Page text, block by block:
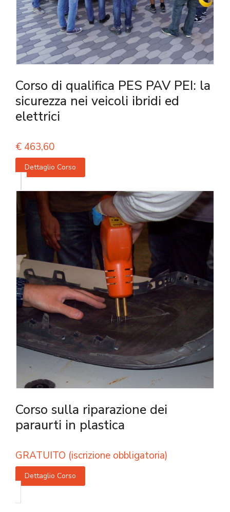
Corso di qualifica PES PAV PEI: la
sicurezza nei veicoli ibridi ed
elettrici
€ 463,60
Dettaglio Corso
Corso sulla riparazione dei
paraurti in plastica
GRATUITO (iscrizione obbligatoria)
Dettaglio Corso